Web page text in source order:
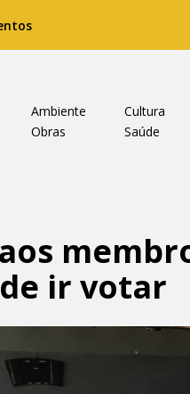
Ambiente Cultura
Obras
Saúde
ir votar